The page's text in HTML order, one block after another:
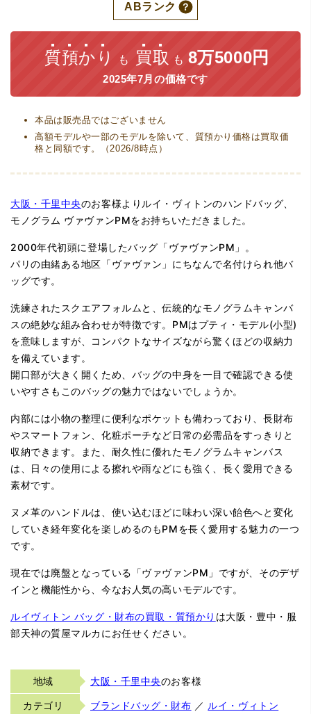
ABランク
質預かり も 買取 も 8万5000円
2025年7月の価格です
本品は販売品ではございません
高額モデルや一部のモデルを除いて、質預かり価格は買取価
格と同額です。（2026/8時点）
大阪・千里中央のお客様よりルイ・ヴィトンのハンドバッグ、
モノグラム ヴァヴァンPMをお持ちいただきました。
2000年代初頭に登場したバッグ「ヴァヴァンPM」。
パリの由緒ある地区「ヴァヴァン」にちなんで名付けられ他バ
ッグです。
洗練されたスクエアフォルムと、伝統的なモノグラムキャンバ
スの絶妙な組み合わせが特徴です。PMはプティ・モデル(小型)
を意味しますが、コンパクトなサイズながら驚くほどの収納力
を備えています。
開口部が大きく開くため、バッグの中身を一目で確認できる使
いやすさもこのバッグの魅力ではないでしょうか。
内部には小物の整理に便利なポケットも備わっており、長財布
やスマートフォン、化粧ポーチなど日常の必需品をすっきりと
収納できます。また、耐久性に優れたモノグラムキャンバス
は、日々の使用による擦れや雨などにも強く、長く愛用できる
素材です。
ヌメ革のハンドルは、使い込むほどに味わい深い飴色へと変化
していき経年変化を楽しめるのもPMを長く愛用する魅力の一つ
です。
現在では廃盤となっている「ヴァヴァンPM」ですが、そのデザ
インと機能性から、今なお人気の高いモデルです。
ルイヴィトン バッグ・財布の買取・質預かり は大阪・豊中・服
部天神の質屋マルカにお任せください。
地域 大阪・千里中央のお客様
カテゴリ ブランドバッグ・財布 ／ ルイ・ヴィトン